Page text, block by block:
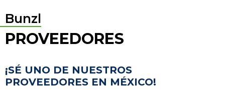
Bunzl
PROVEEDORES
¡SÉ UNO DE NUESTROS
PROVEEDORES EN MÉXICO!